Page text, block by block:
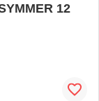
12